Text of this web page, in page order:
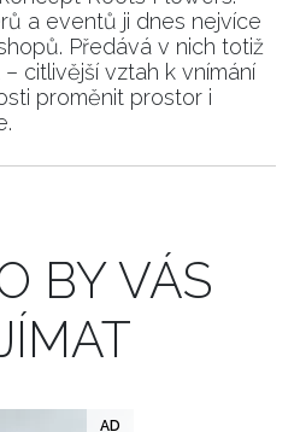
a eventů ji dnes nejvíce
Předává v nich totiž
citlivější vztah k vnímání
proměnit prostor i
BY VÁS